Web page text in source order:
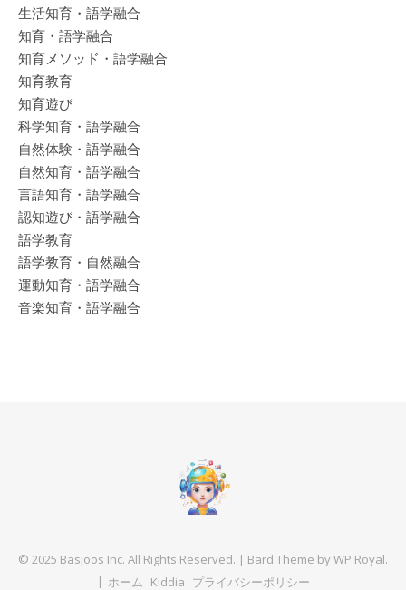
生活知育・語学融合
知育・語学融合
知育メソッド・語学融合
知育教育
知育遊び
科学知育・語学融合
自然体験・語学融合
自然知育・語学融合
言語知育・語学融合
認知遊び・語学融合
語学教育
語学教育・自然融合
運動知育・語学融合
音楽知育・語学融合
© 2025 Basjoos Inc. All Rights Reserved. | Bard Theme byWP Royal.
ホーム Kiddia プライバシーポリシー